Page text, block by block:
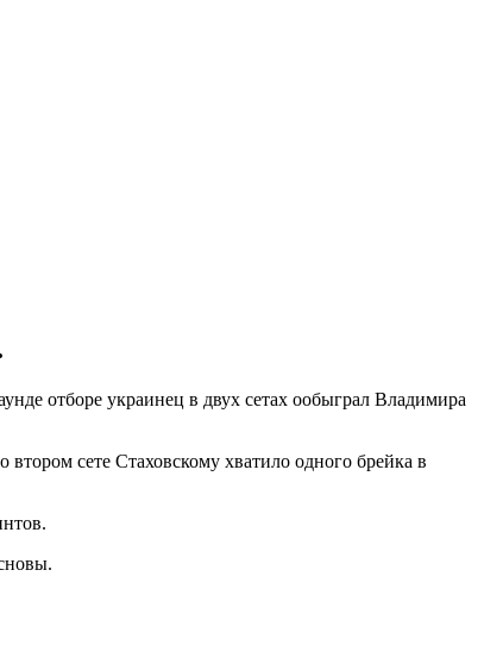
отборе украинец в двух сетах ообыграл Владимира
сете Стаховскому хватило одного брейка в